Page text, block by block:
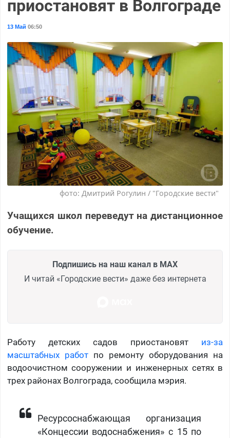
приостановят в Волгограде
13 Май 06:50
фото: Дмитрий Рогулин / "Городские вести"
Учащихся школ переведут на дистанционное
обучение.
Подпишись на наш канал в MAX
И читай «Городские вести» даже без интернета
Работу детских садов приостановят из-за
масштабных работпо ремонту оборудования на
водоочистном сооружении и инженерных сетях в
трех районах Волгограда, сообщила мэрия.
Ресурсоснабжающая организация
«Концессии водоснабжения» с 15 по